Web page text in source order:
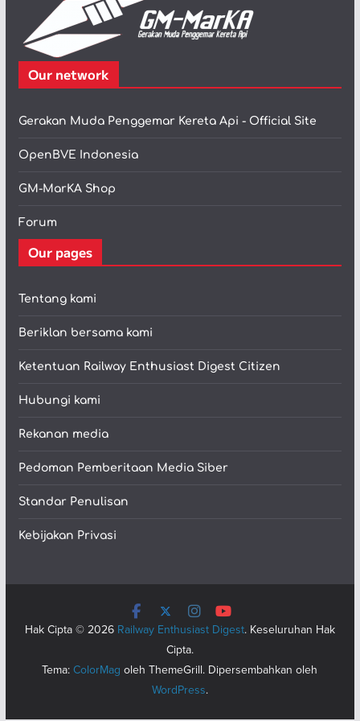
Our network
Gerakan Muda Penggemar Kereta Api - Official Site
OpenBVE Indonesia
GM-MarKA Shop
Forum
Our pages
Tentang kami
Beriklan bersama kami
Ketentuan Railway Enthusiast Digest Citizen
Hubungi kami
Rekanan media
Pedoman Pemberitaan Media Siber
Standar Penulisan
Kebijakan Privasi
Hak Cipta © 2026 Railway Enthusiast Digest. Keseluruhan Hak
Cipta.
Tema:ColorMag oleh ThemeGrill. Dipersembahkan oleh
WordPress.